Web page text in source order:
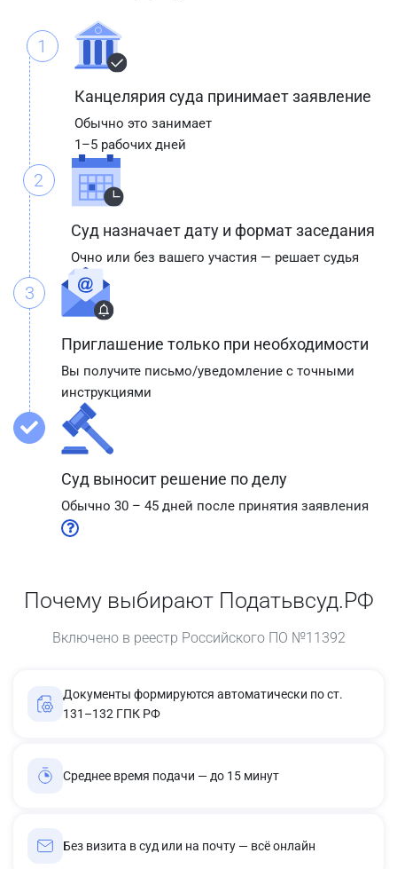
1
Канцелярия суда принимает заявление
Обычно это занимает
1–5 рабочих дней
2
Суд назначает дату и формат заседания
Очно или без вашего участия — решает судья
3
Приглашение только при необходимости
Вы получите письмо/уведомление с точными
инструкциями
Суд выносит решение по делу
Обычно 30 – 45 дней после принятия заявления
Почему выбирают Податьвсуд.РФ
Включено в реестр Российского ПО №11392
Документы формируются автоматически по ст.
131–132 ГПК РФ
Среднее время подачи — до 15 минут
Без визита в суд или на почту — всё онлайн